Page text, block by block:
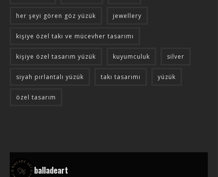
her şeyi gören göz yüzük jewellery
kişiye özel takı ve mücevher tasarımı
kişiye özel tasarım yüzük kuyumculuk silver
siyah pırlantalı yüzük takı tasarımı yüzük
özel tasarım
balladeart